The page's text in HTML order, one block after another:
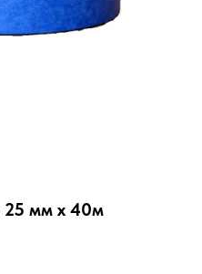
25 мм х 40м